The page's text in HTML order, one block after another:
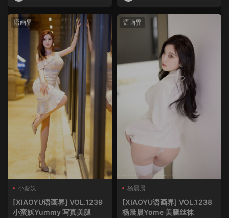
语画界
小蛮妖
[XIAOYU语画界] VOL.1239
小蛮妖Yummy 写真美腿
语画界
杨晨晨
[XIAOYU语画界] VOL.1238
杨晨晨Yome 美腿丝袜